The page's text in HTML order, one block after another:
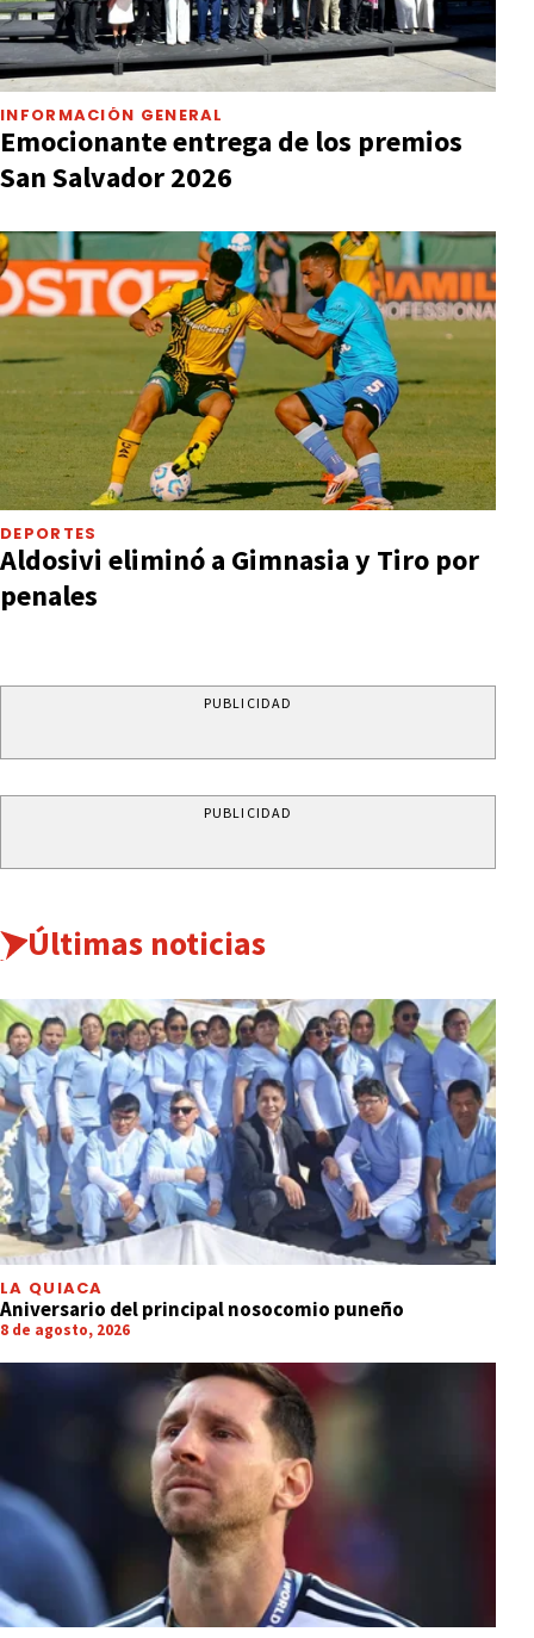
INFORMACIÓN GENERAL
Emocionante entrega de los premios
San Salvador 2026
DEPORTES
Aldosivi eliminó a Gimnasia y Tiro por
penales
PUBLICIDAD
PUBLICIDAD
Últimas noticias
LA QUIACA
Aniversario del principal nosocomio puneño
8 de agosto, 2026